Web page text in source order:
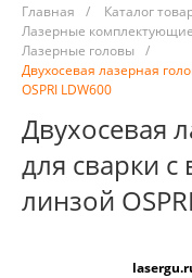
Главная / Каталог
Лазерные
Лазерные головы
/
Двухосевая лазерная
OSPRI LDW600
Двухосевая
для сварки
линзой